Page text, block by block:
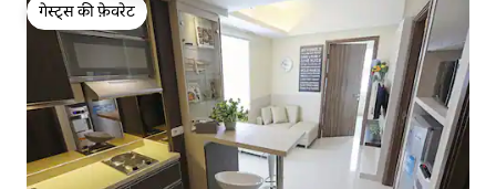
गेस्ट्स की फ़ेवरेट
गेस्ट्स की फ़ेवरेट